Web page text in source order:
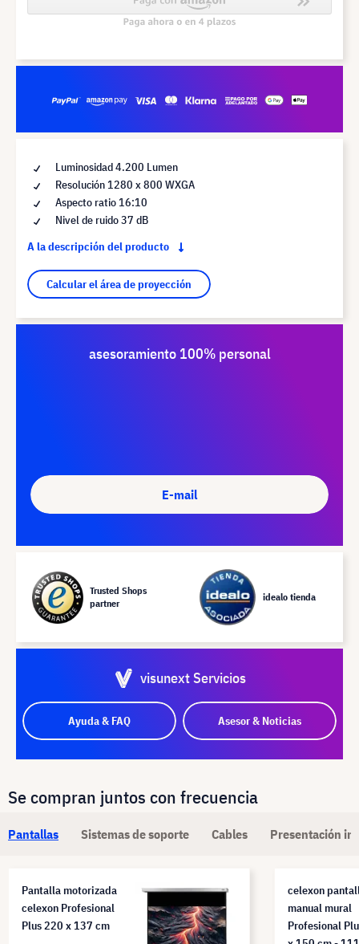
Luminosidad 4.200 Lumen
Resolución 1280 x 800 WXGA
Aspecto ratio 16:10
Nivel de ruido 37 dB
A la descripción del producto
Calcular el área de proyección
asesoramiento 100% personal
E-mail
Trusted Shops
partner
idealo tienda
visunext Servicios
Ayuda & FAQ Asesor & Noticias
Se compran juntos con frecuencia
Pantallas Sistemas de soporte Cables Presentación
Pantalla motorizada
celexon Profesional
Plus 220 x 137 cm
celexon
manual mural
Profesional